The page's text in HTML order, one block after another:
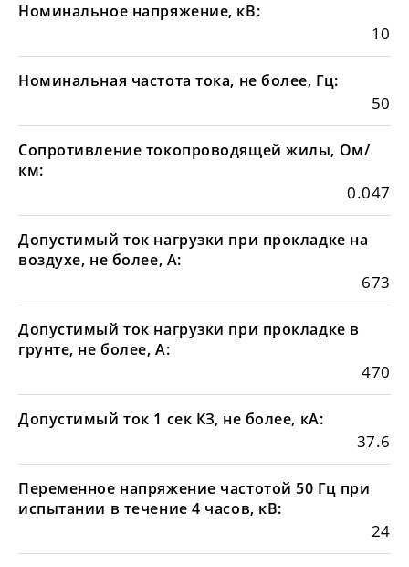
Номинальное напряжение, кВ:
10
Номинальная частота тока, не более, Гц:
50
Сопротивление токопроводящей жилы, Ом/
км:
0.047
Допустимый ток нагрузки при прокладке на
воздухе, не более, А:
673
Допустимый ток нагрузки при прокладке в
грунте, не более, А:
470
Допустимый ток 1 сек КЗ, не более, кА:
37.6
Переменное напряжение частотой 50 Гц при
испытании в течение 4 часов, кВ:
24